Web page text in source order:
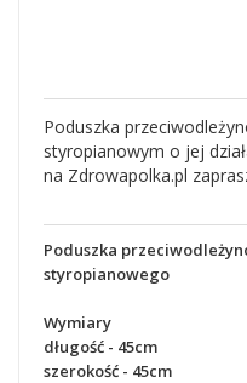
Poduszka
styropianowym o jej
na Zdrowapolka.pl
Poduszka
styropianowego
Wymiary
długość - 45cm
szerokość - 45cm